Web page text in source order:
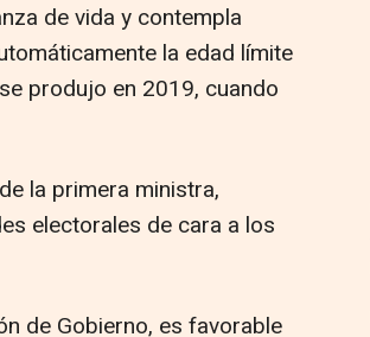
de vida y contempla
la edad límite
produjo en 2019, cuando
la primera ministra,
electorales de cara a los
de Gobierno, es favorable